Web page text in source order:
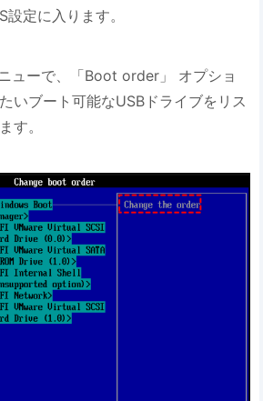
定に入ります。
ューで、「Boot order」 オプショ
いブート可能なUSBドライブをリス
す。